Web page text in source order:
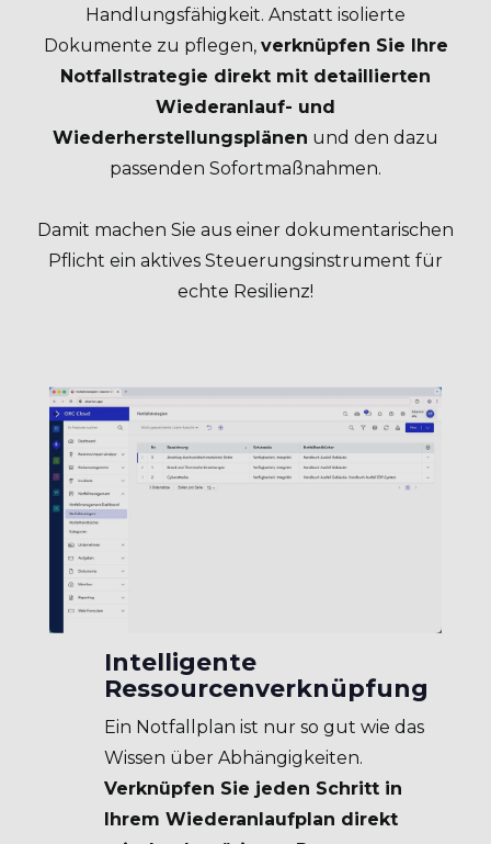
Handlungsfähigkeit. Anstatt isolierte
Dokumente zu pflegen, verknüpfen Sie Ihre
Notfallstrategie direkt mit detaillierten
Wiederanlauf- und
Wiederherstellungsplänen und den dazu
passenden Sofortmaßnahmen.
Damit machen Sie aus einer dokumentarischen
Pflicht ein aktives Steuerungsinstrument für
echte Resilienz!
Intelligente
Ressourcenverknüpfung
Ein Notfallplan ist nur so gut wie das
Wissen über Abhängigkeiten.
Verknüpfen Sie jeden Schritt in
Ihrem Wiederanlaufplan direkt